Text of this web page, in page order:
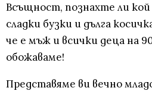
Всъщност, познахте ли кой
сладки бузки и дълга
че е мъж и всички деца на
обожаваме!
Представяме ви вечно